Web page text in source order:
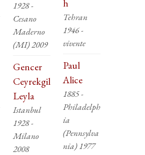
1928 -
Cesano
Maderno
(MI) 2009
Gencer
Ceyrekgil
Leyla
Istanbul
1928 -
Milano
2008
h
Tehran
1946 -
vivente
Paul
Alice
1885 -
Philadelph
ia
(Pennsylva
nia) 1977